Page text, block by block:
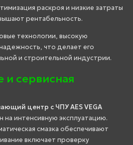
раскроя и низкие затраты
рентабельность.
технологии, высокую
что делает его
и строительной индустрии.
сервисная
центр с ЧПУ AES VEGA
на интенсивную эксплуатацию.
смазка обеспечивают
включает проверку